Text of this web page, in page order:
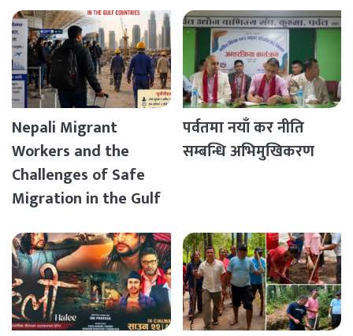
Nepali Migrant
Workers and the
Challenges of Safe
Migration in the Gulf
पर्वतमा नयाँ कर नीति
सम्बन्धि अभिमुखिकरण